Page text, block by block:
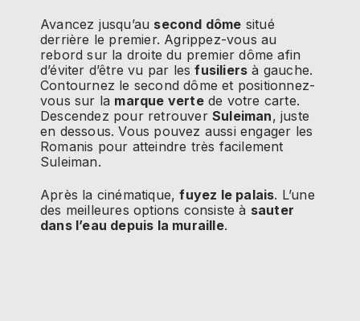
Avancez jusqu’au second dôme situé
derrière le premier. Agrippez-vous au
rebord sur la droite du premier dôme afin
d’éviter d’être vu par lesfusiliers à gauche.
Contournez le second dôme et positionnez-
vous sur la marque vertede votre carte.
Descendez pour retrouver Suleiman, juste
en dessous. Vous pouvez aussi engager les
Romanis pour atteindre très facilement
Suleiman.
Après la cinématique,fuyez le palais. L’une
des meilleures options consiste à sauter
dans l’eau depuis la muraille.